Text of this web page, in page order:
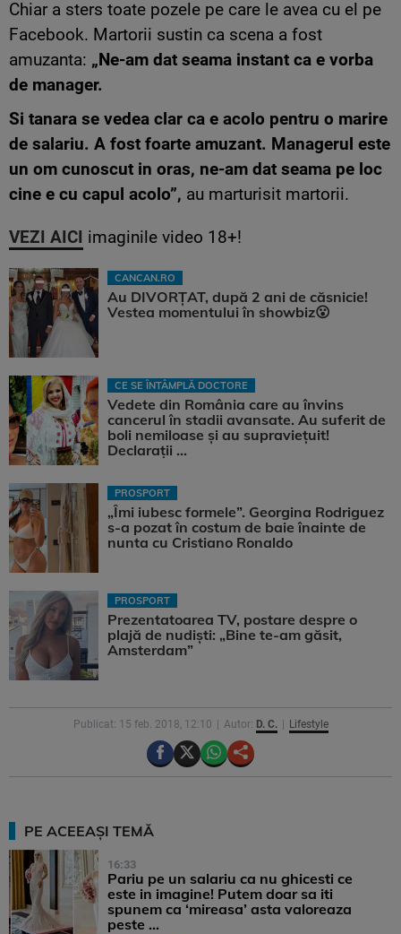
Chiar a sters toate pozele pe care le avea cu el pe
Facebook. Martorii sustin ca scena a fost
amuzanta: „Ne-am dat seama instant ca e vorba
de manager.
Si tanara se vedea clar ca e acolo pentru o marire
de salariu. A fost foarte amuzant. Managerul este
un om cunoscut in oras, ne-am dat seama pe loc
cine e cu capul acolo”, au marturisit martorii.
VEZI AICI imaginile video 18+!
CANCAN.RO
Au DIVORȚAT, după 2 ani de căsnicie!
Vestea momentului în showbiz😮
CE SE ÎNTÂMPLĂ DOCTORE
Vedete din România care au învins
cancerul în stadii avansate. Au suferit de
boli nemiloase şi au supravieţuit!
Declarații ...
PROSPORT
„Îmi iubesc formele”. Georgina Rodriguez
s-a pozat în costum de baie înainte de
nunta cu Cristiano Ronaldo
PROSPORT
Prezentatoarea TV, postare despre o
plajă de nudiști: „Bine te-am găsit,
Amsterdam”
Publicat: 15 feb. 2018, 12:10 Autor: D. C. Lifestyle
PE ACEEAȘI TEMĂ
16:33
Pariu pe un salariu ca nu ghicesti ce
este in imagine! Putem doar sa iti
spunem ca ‘mireasa’ asta valoreaza
peste ...